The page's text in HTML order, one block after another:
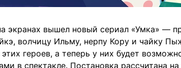
экранах вышел новый сериал «Умка» —
волчицу Ильму, нерпу Кору и чайку
героев, а теперь у них будет
в спектакле. Постановка рассчитана